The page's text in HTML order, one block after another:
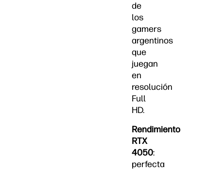
de
los
gamers
argentinos
que
juegan
en
resolución
Full
HD.
Rendimiento
RTX
4050:
perfecta